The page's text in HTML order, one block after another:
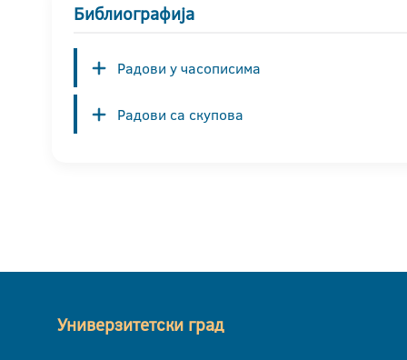
Библиографија
Радови у часописима
Радови са скупова
Универзитетски град